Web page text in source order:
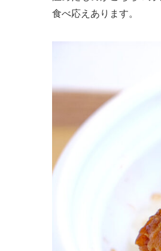
食べ応えあります。